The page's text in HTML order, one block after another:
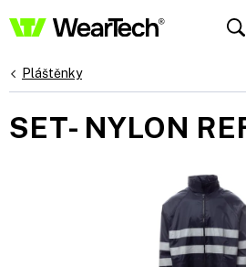
na
Pláštěnky
SET- NYLON